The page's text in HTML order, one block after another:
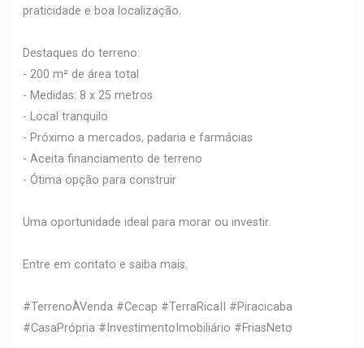
praticidade e boa localização.
Destaques do terreno:
- 200 m² de área total
- Medidas: 8 x 25 metros
- Local tranquilo
- Próximo a mercados, padaria e farmácias
- Aceita financiamento de terreno
- Ótima opção para construir
Uma oportunidade ideal para morar ou investir.
Entre em contato e saiba mais.
#TerrenoÀVenda #Cecap #TerraRicaII #Piracicaba
#CasaPrópria #InvestimentoImobiliário #FriasNeto